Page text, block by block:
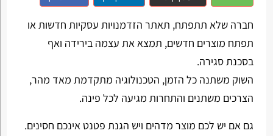
חברה שלא תתפתח, תאתר הזדמנויות עסקיות חדשות או
תפתח מוצרים חדשים, תמצא את עצמה בירידה ואף
בסכנת סגירה.
השוק משתנה כל הזמן, הטכנולוגיה מתקדמת מאד מהר,
הצרכים משתנים והתחרות מגיעה לכל פינה.
גם אם יש לכם מוצר מדהים ויש הגנת פטנט אינכם חסינים.